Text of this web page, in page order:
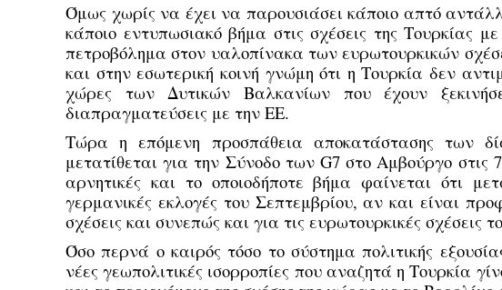
Όμως χωρίς να έχει να παρουσιάσει κάποιο απτό
κάποιο εντυπωσιακό βήμα στις σχέσεις της Τουρκίας
πετροβόλημα στον υαλοπίνακα των ευρωτουρκικών
και στην εσωτερική κοινή γνώμη ότι η Τουρκία δεν
χώρες των Δυτικών Βαλκανίων που έχουν
διαπραγματεύσεις με την ΕΕ.
Τώρα η επόμενη προσπάθεια αποκατάστασης των
μετατίθεται για την Σύνοδο των G7 στο Αμβούργο στις
αρνητικές και το οποιοδήποτε βήμα φαίνεται ότι
γερμανικές εκλογές του Σεπτεμβρίου, αν και είναι
σχέσεις και συνεπώς και για τις ευρωτουρκικές σχέσεις
Όσο περνά ο καιρός τόσο το σύστημα πολιτικής
νέες γεωπολιτικές ισορροπίες που αναζητά η Τουρκία